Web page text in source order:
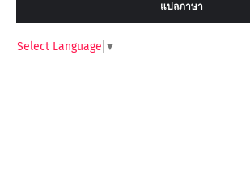
แปลภาษา
Select Language ▼